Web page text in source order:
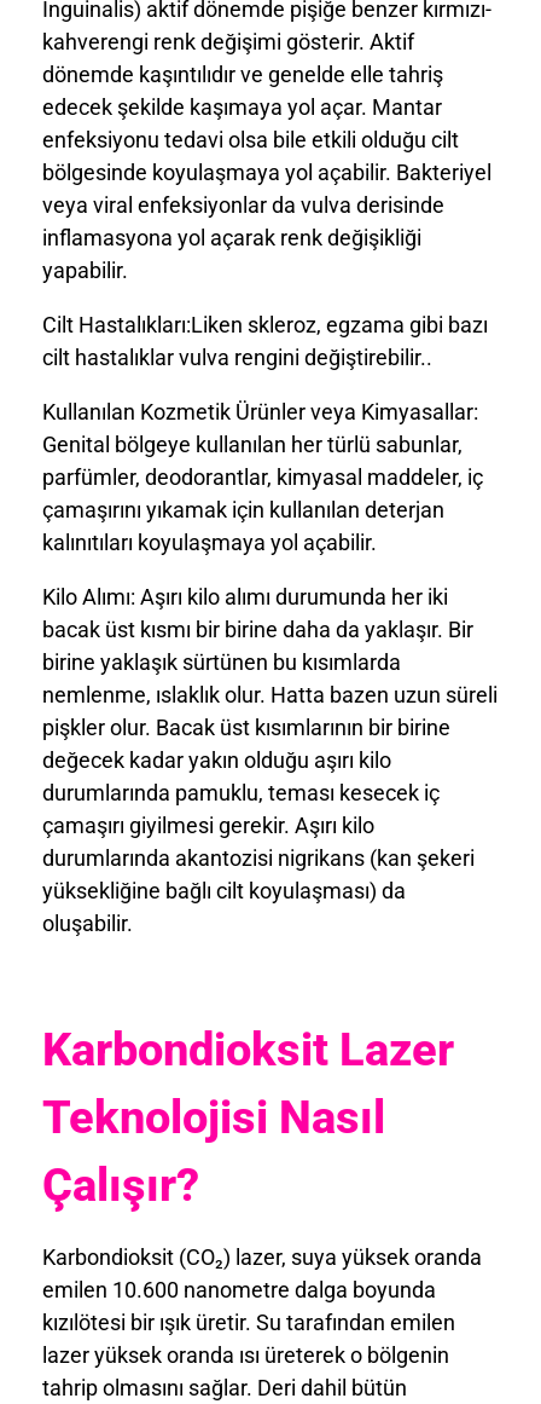
İnguinalis) aktif dönemde pişiğe benzer kırmızı-
kahverengi renk değişimi gösterir. Aktif
dönemde kaşıntılıdır ve genelde elle tahriş
edecek şekilde kaşımaya yol açar. Mantar
enfeksiyonu tedavi olsa bile etkili olduğu cilt
bölgesinde koyulaşmaya yol açabilir. Bakteriyel
veya viral enfeksiyonlar da vulva derisinde
inflamasyona yol açarak renk değişikliği
yapabilir.
Cilt Hastalıkları:Liken skleroz, egzama gibi bazı
cilt hastalıklar vulva rengini değiştirebilir..
Kullanılan Kozmetik Ürünler veya Kimyasallar:
Genital bölgeye kullanılan her türlü sabunlar,
parfümler, deodorantlar, kimyasal maddeler, iç
çamaşırını yıkamak için kullanılan deterjan
kalınıtıları koyulaşmaya yol açabilir.
Kilo Alımı: Aşırı kilo alımı durumunda her iki
bacak üst kısmı bir birine daha da yaklaşır. Bir
birine yaklaşık sürtünen bu kısımlarda
nemlenme, ıslaklık olur. Hatta bazen uzun süreli
pişkler olur. Bacak üst kısımlarının bir birine
değecek kadar yakın olduğu aşırı kilo
durumlarında pamuklu, teması kesecek iç
çamaşırı giyilmesi gerekir. Aşırı kilo
durumlarında akantozisi nigrikans (kan şekeri
yüksekliğine bağlı cilt koyulaşması) da
oluşabilir.
Karbondioksit Lazer
Teknolojisi Nasıl
Çalışır?
Karbondioksit (CO₂) lazer, suya yüksek oranda
emilen 10.600 nanometre dalga boyunda
kızılötesi bir ışık üretir. Su tarafından emilen
lazer yüksek oranda ısı üreterek o bölgenin
tahrip olmasını sağlar. Deri dahil bütün